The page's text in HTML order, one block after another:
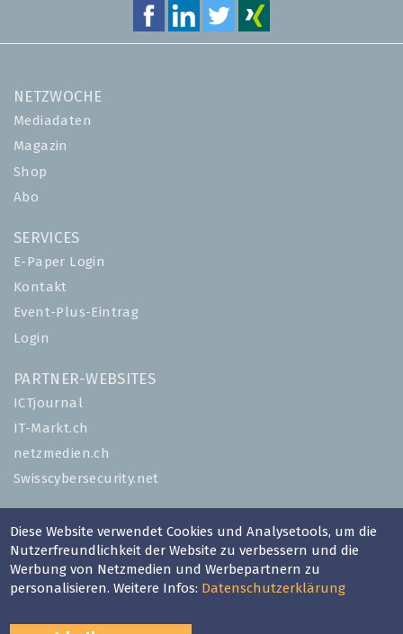
NETZWOCHE
Mediadaten
Magazin
Shop
Abo
SERVICES
E-Paper Login
Kontakt
Event-Plus-Eintrag
Login
PARTNER-WEBSITES
ICTjournal
IT-Markt.ch
netzmedien.ch
Swisscybersecurity.net
Impressum
AGB
Nutzungsbestimmungen
Diese Website verwendet Cookies und Analysetools, um die
Nutzerfreundlichkeit der Website zu verbessern und die
Werbung von Netzmedien und Werbepartnern zu
personalisieren. Weitere Infos: Datenschutzerklärung